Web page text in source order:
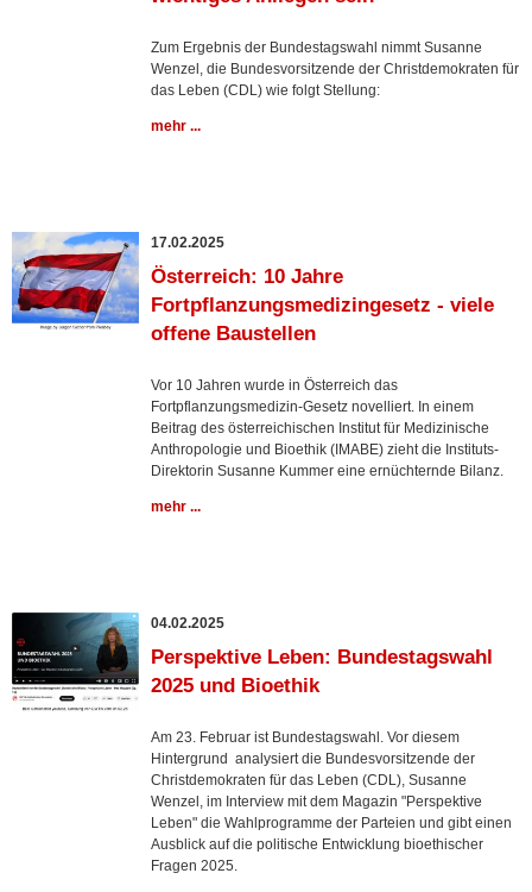
Zum Ergebnis der Bundestagswahl nimmt Susanne
Wenzel, die Bundesvorsitzende der Christdemokraten für
das Leben (CDL) wie folgt Stellung:
mehr ...
17.02.2025
Österreich: 10 Jahre
Fortpflanzungsmedizingesetz - viele
offene Baustellen
Vor 10 Jahren wurde in Österreich das
Fortpflanzungsmedizin-Gesetz novelliert. In einem
Beitrag des österreichischen Institut für Medizinische
Anthropologie und Bioethik (IMABE) zieht die Instituts-
Direktorin Susanne Kummer eine ernüchternde Bilanz.
mehr ...
04.02.2025
Perspektive Leben: Bundestagswahl
2025 und Bioethik
Am 23. Februar ist Bundestagswahl. Vor diesem
Hintergrund analysiert die Bundesvorsitzende der
Christdemokraten für das Leben (CDL), Susanne
Wenzel, im Interview mit dem Magazin "Perspektive
Leben" die Wahlprogramme der Parteien und gibt einen
Ausblick auf die politische Entwicklung bioethischer
Fragen 2025.